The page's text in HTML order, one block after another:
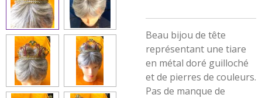
Beau bijou de tête
représentant une tiare
en métal doré guilloché
et de pierres de couleurs.
Pas de manque de